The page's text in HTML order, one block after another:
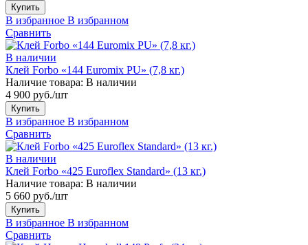
Купить
В избранное В избранном
Сравнить
В наличии
Клей Forbo «144 Euromix PU» (7,8 кг.)
Наличие товара: В наличии
4 900 руб./шт
Купить
В избранное В избранном
Сравнить
В наличии
Клей Forbo «425 Euroflex Standard» (13 кг.)
Наличие товара: В наличии
5 660 руб./шт
Купить
В избранное В избранном
Сравнить